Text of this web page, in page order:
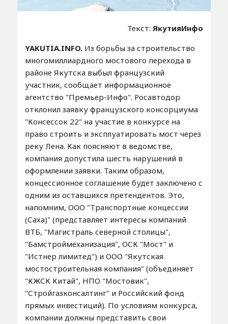
Текст:ЯкутияИнфо
YAKUTIA.INFO. Из борьбы за строительство
многомиллиардного мостового перехода в
районе Якутска выбыл французский
участник, сообщает информационное
агентство "Премьер-Инфо". Росавтодор
отклонил заявку французского консорциума
"Консессок 22" на участие в конкурсе на
право строить и эксплуатировать мост через
реку Лена. Как поясняют в ведомстве,
компания допустила шесть нарушений в
оформлении заявки. Таким образом,
концессионное соглашение будет заключено с
одним из оставшихся претендентов. Это,
напомним, ООО "Транспортные концессии
(Саха)" (представляет интересы компаний
ВТБ, "Магистраль северной столицы",
"Бамстроймеханизация", ОСК "Мост" и
"Истнер лимитед") и ООО "Якутская
мостостроительная компания" (объединяет
"КЖСК Китай", НПО "Мостовик",
"Стройгазконсалтинг" и Российский фонд
прямых инвестиций). По условиям конкурса,
компании должны представить свои